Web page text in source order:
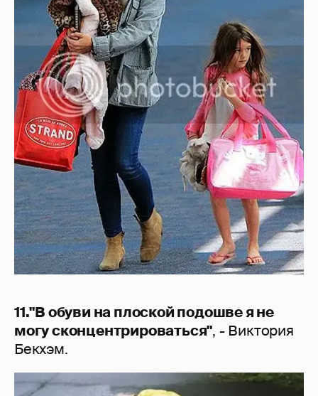
11."В обуви на плоской подошве я не
могу сконцентрироваться", - Виктория
Бекхэм.